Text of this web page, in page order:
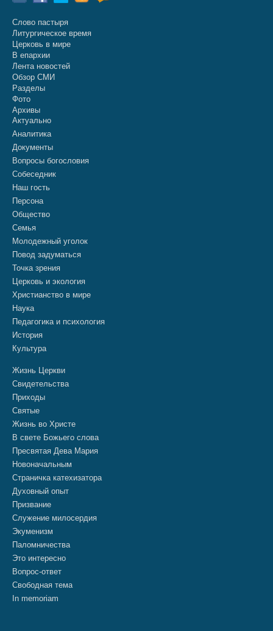
Слово пастыря
Литургическое время
Церковь в мире
В епархии
Лента новостей
Обзор СМИ
Разделы
Фото
Архивы
Актуально
Аналитика
Документы
Вопросы богословия
Собеседник
Наш гость
Персона
Общество
Семья
Молодежный уголок
Повод задуматься
Точка зрения
Церковь и экология
Христианство в мире
Наука
Педагогика и психология
История
Культура
Жизнь Церкви
Свидетельства
Приходы
Святые
Жизнь во Христе
В свете Божьего слова
Пресвятая Дева Мария
Новоначальным
Страничка катехизатора
Духовный опыт
Призвание
Служение милосердия
Экуменизм
Паломничества
Это интересно
Вопрос-ответ
Свободная тема
In memoriam